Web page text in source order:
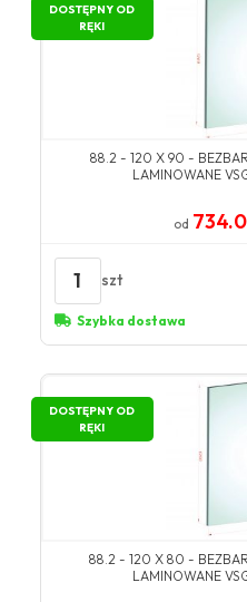
DOSTĘPNY OD
RĘKI
88.2 - 120 X 90 -
LAMINOWANE
od
1 szt
Szybka dostawa
DOSTĘPNY OD
RĘKI
88.2 - 120 X 80 -
LAMINOWANE